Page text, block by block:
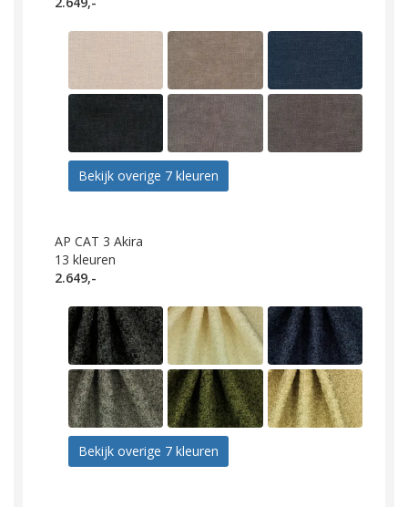
Bekijk overige 7 kleuren
AP CAT 3 Akira
13 kleuren
2.649,-
Bekijk overige 7 kleuren